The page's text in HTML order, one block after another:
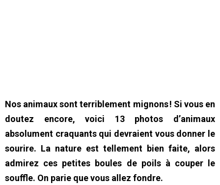
Nos animaux sont terriblement mignons ! Si vous en
doutez encore, voici 13 photos d’animaux
absolument craquants qui devraient vous donner le
sourire. La nature est tellement bien faite, alors
admirez ces petites boules de poils à couper le
souffle. On parie que vous allez fondre.